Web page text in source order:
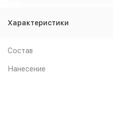
Характеристики
Состав
Нанесение